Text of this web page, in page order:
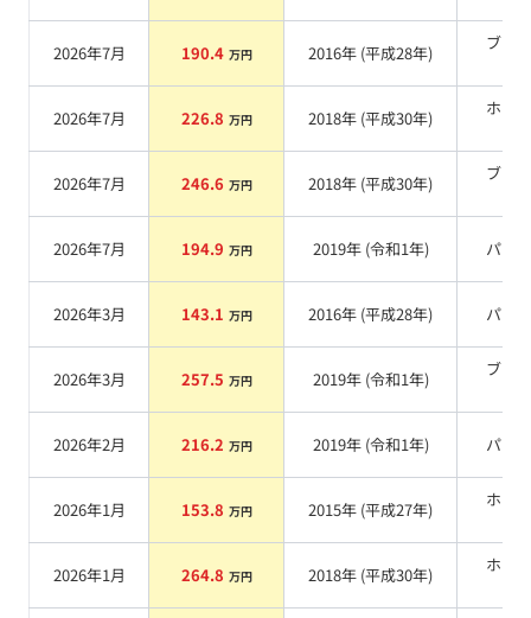
2026年7月 190.4 万円 2016年 (平成28年)
ブラ
2026年7月 226.8 万円 2018年 (平成30年)
ホワ
2026年7月 246.6 万円 2018年 (平成30年)
ブラ
2026年7月 194.9 万円 2019年 (令和1年) パール
2026年3月 143.1 万円 2016年 (平成28年) パール
2026年3月 257.5 万円 2019年 (令和1年)
ブラ
2026年2月 216.2 万円 2019年 (令和1年) パール
2026年1月 153.8 万円 2015年 (平成27年)
ホワ
2026年1月 264.8 万円 2018年 (平成30年)
ホワ